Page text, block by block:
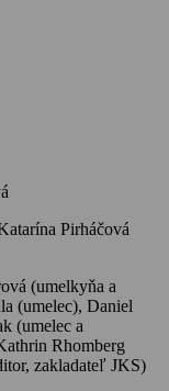
Pirháčová
(umelkyňa a
(umelec), Daniel
(umelec a
Rhomberg
zakladateľ JKS)